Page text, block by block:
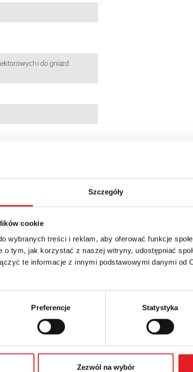
Szczegóły
cookie
wybranych treści i reklam, aby oferować funkcje
o tym, jak korzystać z naszej witryny, udostępniać
te informacje z innymi podstawowymi danymi od
Preferencje Statystyka
Zezwól na wybór
i do gniazd
oferty
Numer telefonu: